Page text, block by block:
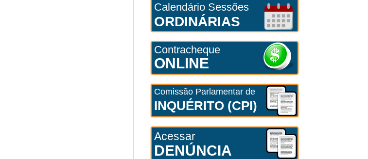
Calendário Sessões
ORDINÁRIAS
Contracheque
ONLINE
Comissão Parlamentar de
INQUÉRITO (CPI)
Acessar
DENÚNCIA